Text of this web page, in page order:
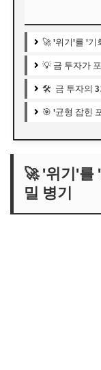
🚀 '위기'를 '기
💡 금 투자가
🛠️ 금 투자의 3
🎯 '균형 잡힌
🚀 '위기'를
밀 병기